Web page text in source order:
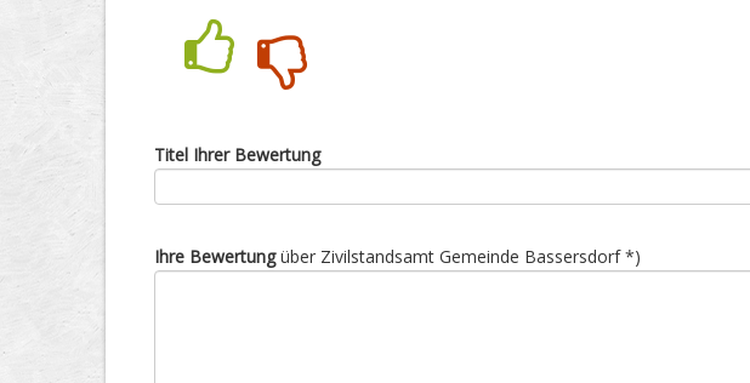
Titel Ihrer Bewertung
Ihre Bewertungüber Zivilstandsamt Gemeinde Bassersdorf *)